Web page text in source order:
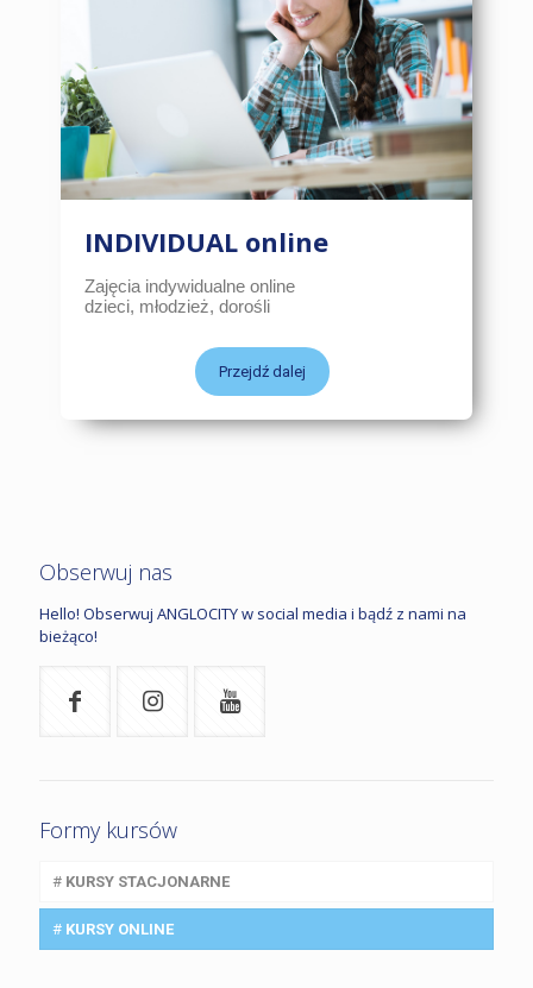
INDIVIDUAL online
Zajęcia indywidualne online
dzieci, młodzież, dorośli
Przejdź dalej
Obserwuj nas
Hello! Obserwuj ANGLOCITY w social media i bądź z nami na
bieżąco!
Formy kursów
# KURSY STACJONARNE
# KURSY ONLINE